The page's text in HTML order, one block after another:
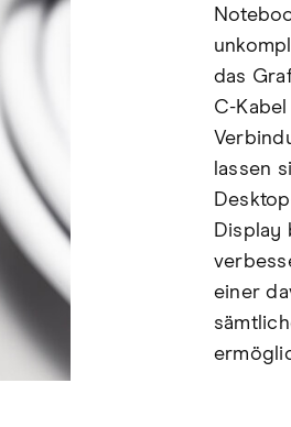
das
C-
lassen
Display
einer